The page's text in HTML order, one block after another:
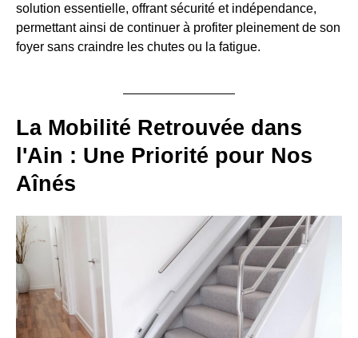
solution essentielle, offrant sécurité et indépendance,
permettant ainsi de continuer à profiter pleinement de son
foyer sans craindre les chutes ou la fatigue.
La Mobilité Retrouvée dans
l'Ain : Une Priorité pour Nos
Aînés